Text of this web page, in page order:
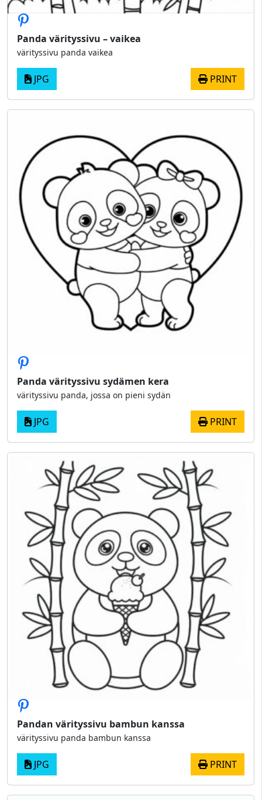
Panda värityssivu – vaikea
värityssivu panda vaikea
JPG PRINT
Panda värityssivu sydämen kera
värityssivu panda, jossa on pieni sydän
JPG PRINT
Pandan värityssivu bambun kanssa
värityssivu panda bambun kanssa
JPG PRINT